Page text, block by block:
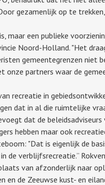
gezamenlijk op te
een publieke
Noord-Holland. "Het
gemeentegrenzen
onze partners waar de
recreatie in
dat in al die ruimtelijke
dat de
hebben maar ook
"Dat is eigenlijk de
de verblijfsrecreatie.”
van afzonderlijk naar
en de Zeeuwse kust- en